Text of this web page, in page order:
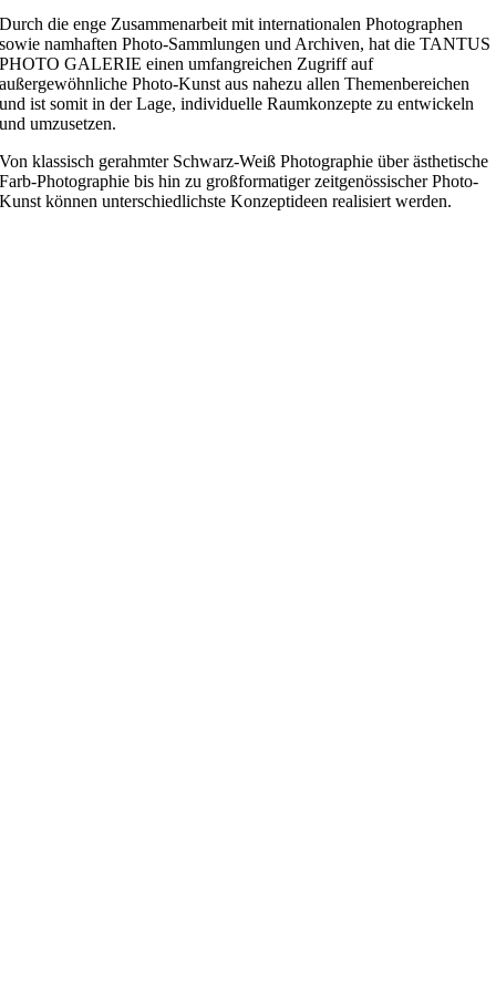
Durch die enge Zusammenarbeit mit internationalen Photographen
sowie namhaften Photo-Sammlungen und Archiven, hat die TANTUS
PHOTO GALERIE einen umfangreichen Zugriff auf
außergewöhnliche Photo-Kunst aus nahezu allen Themenbereichen
und ist somit in der Lage, individuelle Raumkonzepte zu entwickeln
und umzusetzen.
Von klassisch gerahmter Schwarz-Weiß Photographie über ästhetische
Farb-Photographie bis hin zu großformatiger zeitgenössischer Photo-
Kunst können unterschiedlichste Konzeptideen realisiert werden.